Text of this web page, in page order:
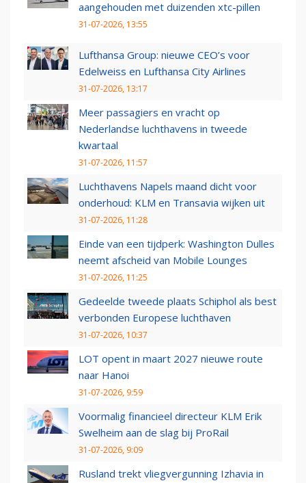
aangehouden met duizenden xtc-pillen
31-07-2026, 13:55
Lufthansa Group: nieuwe CEO’s voor
Edelweiss en Lufthansa City Airlines
31-07-2026, 13:17
Meer passagiers en vracht op
Nederlandse luchthavens in tweede
kwartaal
31-07-2026, 11:57
Luchthavens Napels maand dicht voor
onderhoud: KLM en Transavia wijken uit
31-07-2026, 11:28
Einde van een tijdperk: Washington Dulles
neemt afscheid van Mobile Lounges
31-07-2026, 11:25
Gedeelde tweede plaats Schiphol als best
verbonden Europese luchthaven
31-07-2026, 10:37
LOT opent in maart 2027 nieuwe route
naar Hanoi
31-07-2026, 9:59
Voormalig financieel directeur KLM Erik
Swelheim aan de slag bij ProRail
31-07-2026, 9:09
Rusland trekt vliegvergunning Izhavia in